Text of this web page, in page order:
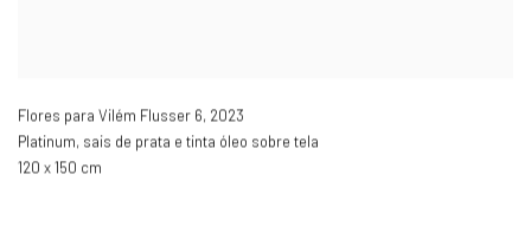
Flores para Vilém Flusser 6, 2023
Platinum, sais de prata e tinta óleo sobre tela
120 x 150 cm